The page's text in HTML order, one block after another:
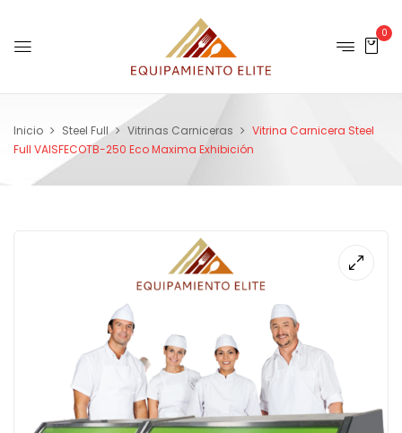
0
Inicio Steel Full Vitrinas Carniceras
Vitrina Carnicera Steel
Full VAISFECOTB-250 Eco Maxima Exhibición